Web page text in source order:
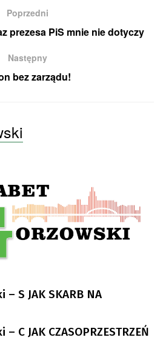
Poprzedni
prezesa PiS mnie nie dotyczy
Następny
bez zarządu!
S JAK SKARB NA
C JAK CZASOPRZESTRZEŃ